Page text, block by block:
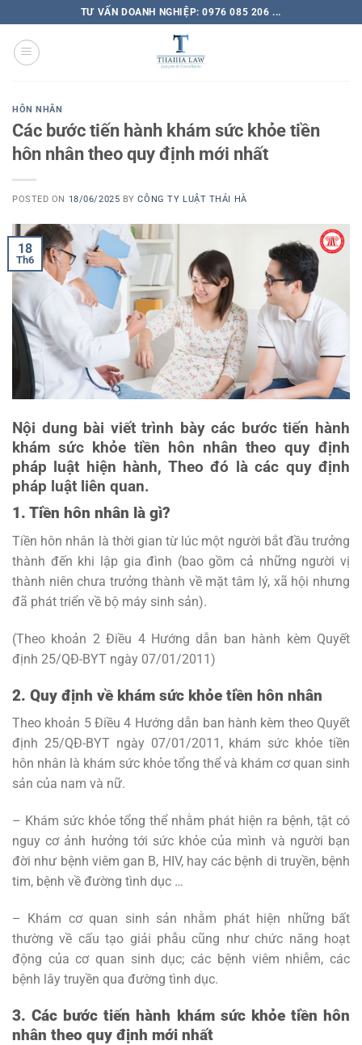
TƯ VẤN DOANH NGHIỆP: 0976 085 206 ...
HÔN NHÂN
Các bước tiến hành khám sức khỏe tiền
hôn nhân theo quy định mới nhất
POSTED ON 18/06/2025 BYCÔNG TY LUẬT THÁI HÀ
18
Th6
Nội dung bài viết trình bày các bước tiến hành
khám sức khỏe tiền hôn nhân theo quy định
pháp luật hiện hành, Theo đó là các quy định
pháp luật liên quan.
1. Tiền hôn nhân là gì?
Tiền hôn nhân là thời gian từ lúc một người bắt đầu trưởng
thành đến khi lập gia đình (bao gồm cả những người vị
thành niên chưa trưởng thành về mặt tâm lý, xã hội nhưng
đã phát triển về bộ máy sinh sản).
(Theo khoản 2 Điều 4 Hướng dẫn ban hành kèm Quyết
định 25/QĐ-BYT ngày 07/01/2011)
2. Quy định về khám sức khỏe tiền hôn nhân
Theo khoản 5 Điều 4 Hướng dẫn ban hành kèm theo Quyết
định 25/QĐ-BYT ngày 07/01/2011, khám sức khỏe tiền
hôn nhân là khám sức khỏe tổng thể và khám cơ quan sinh
sản của nam và nữ.
– Khám sức khỏe tổng thể nhằm phát hiện ra bệnh, tật có
nguy cơ ảnh hưởng tới sức khỏe của mình và người bạn
đời như bệnh viêm gan B, HIV, hay các bệnh di truyền, bệnh
tim, bệnh về đường tình dục …
– Khám cơ quan sinh sản nhằm phát hiện những bất
thường về cấu tạo giải phẫu cũng như chức năng hoạt
động của cơ quan sinh dục; các bệnh viêm nhiễm, các
bệnh lây truyền qua đường tình dục.
3. Các bước tiến hành khám sức khỏe tiền hôn
nhân theo quy định mới nhất